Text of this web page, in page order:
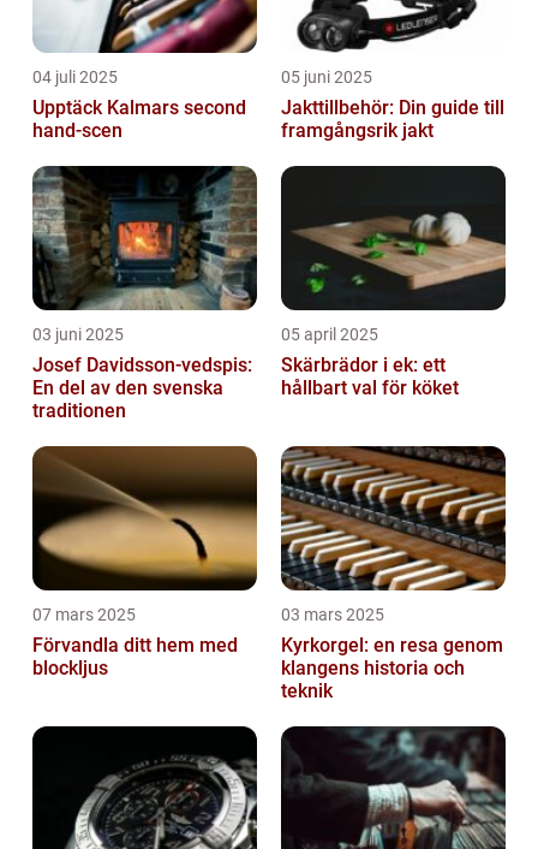
04 juli 2025
Upptäck Kalmars second
hand-scen
05 juni 2025
Jakttillbehör: Din guide till
framgångsrik jakt
03 juni 2025
Josef Davidsson-vedspis:
En del av den svenska
traditionen
05 april 2025
Skärbrädor i ek: ett
hållbart val för köket
07 mars 2025
Förvandla ditt hem med
blockljus
03 mars 2025
Kyrkorgel: en resa genom
klangens historia och
teknik